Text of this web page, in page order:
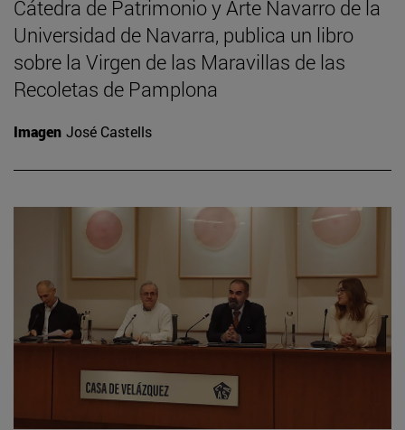
Cátedra de Patrimonio y Arte Navarro de la
Universidad de Navarra, publica un libro
sobre la Virgen de las Maravillas de las
Recoletas de Pamplona
Imagen José Castells